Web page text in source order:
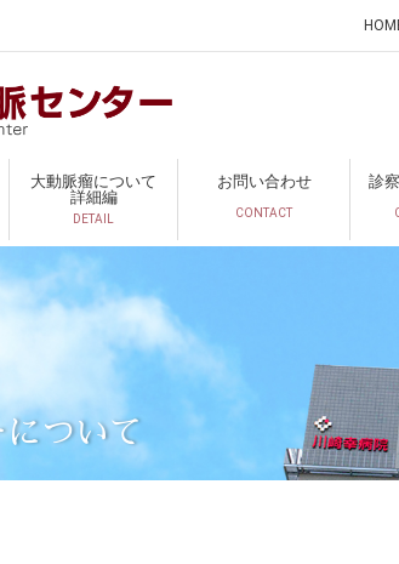
大動脈瘤について
詳細編
DETAIL
お問い合わせ
CONTACT
診
ついて